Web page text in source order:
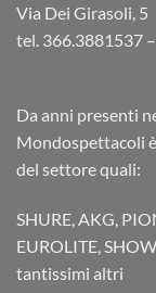
Via Dei Girasoli, 5
tel. 366.3881537
Da anni presenti
Mondospettacoli
del settore quali:
SHURE, AKG,
EUROLITE,
tantissimi altri